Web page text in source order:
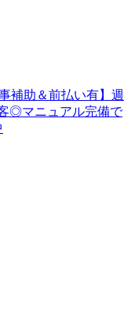
補助＆前払い有】週
◎マニュアル完備で